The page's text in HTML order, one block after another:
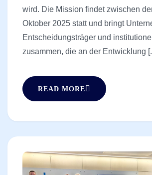
wird. Die Mission findet zwischen
Oktober 2025 statt und bringt
Entscheidungsträger und
zusammen, die an der Entwicklung
READ MORE